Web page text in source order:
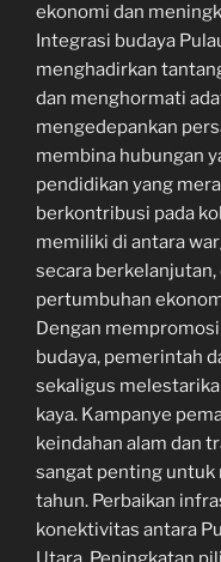
ekonomi dan
Integrasi budaya
menghadirkan
dan menghormati
mengedepankan
membina hubungan
pendidikan yang
berkontribusi pada
memiliki di antara
secara
pertumbuhan
Dengan
budaya, pemerintah
sekaligus
kaya. Kampanye
keindahan alam dan
sangat penting untuk
tahun. Perbaikan
konektivitas antara